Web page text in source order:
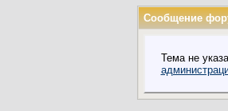
Сообщение
Тема не